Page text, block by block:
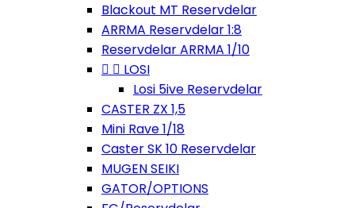
Blackout MT Reservdelar
ARRMA Reservdelar 1:8
Reservdelar ARRMA 1/10
  LOSI
Losi 5ive Reservdelar
CASTER ZX 1,5
Mini Rave 1/18
Caster SK 10 Reservdelar
MUGEN SEIKI
GATOR/OPTIONS